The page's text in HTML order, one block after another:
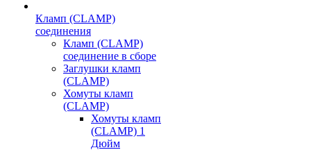
Кламп (CLAMP)
соединения
Кламп (CLAMP)
соединение в сборе
Заглушки кламп
(CLAMP)
Хомуты кламп
(CLAMP)
Хомуты кламп
(CLAMP) 1
Дюйм